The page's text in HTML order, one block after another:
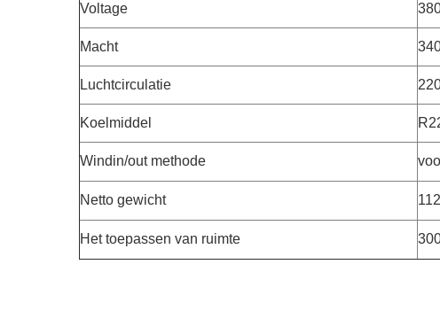
Voltage
Macht
Luchtcirculatie
Koelmiddel
Windin/out methode
Netto gewicht
Het toepassen van ruimte